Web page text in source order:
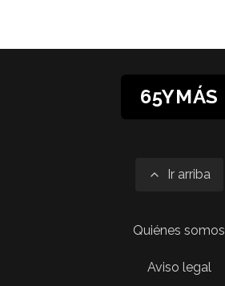
65YMÁS
Ir arriba
Quiénes somos
Aviso legal